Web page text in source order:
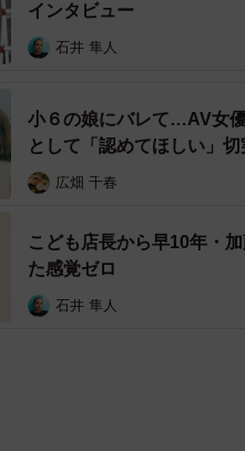
インタビュー
石井 隼人
小６の娘にバレて…AV女
として「認めてほしい」
広畑 千春
こども店長から早10年・
た感覚ゼロ
石井 隼人